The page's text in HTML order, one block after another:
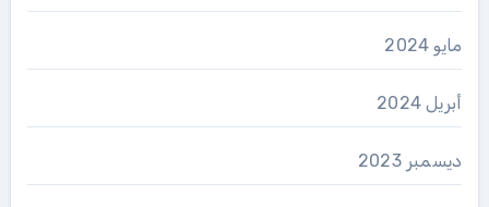
مايو 2024
أبريل 2024
ديسمبر 2023